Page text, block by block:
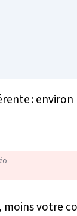
:
moins votre